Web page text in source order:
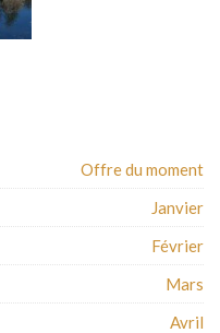
Offre du moment
Janvier
Février
Mars
Avril